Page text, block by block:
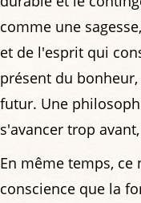
comme une
et de l'esprit qui
présent du
futur. Une
s'avancer trop
En même temps, ce
conscience que la